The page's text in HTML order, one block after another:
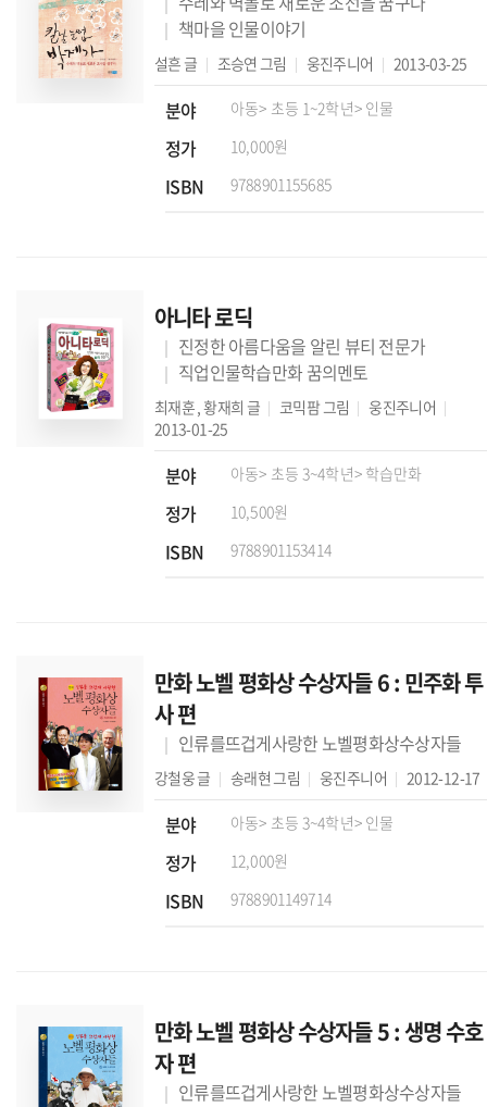
책마을 인물이야기
설흔 글 조승연 그림 웅진주니어 2013-03-25
분야 아동> 초등 1~2학년> 인물
정가 10,000원
ISBN 9788901155685
아니타 로딕
진정한 아름다움을 알린 뷰티 전문가
직업인물학습만화 꿈의멘토
최재훈,황재희 글 코믹팜그림
웅진주니어
2013-01-25
분야 아동> 초등 3~4학년> 학습만화
정가 10,500원
ISBN 9788901153414
만화 노벨 평화상 수상자들 6 : 민주화 투
사 편
인류를뜨겁게사랑한 노벨평화상수상자들
강철웅글 송래현그림 웅진주니어 2012-12-17
분야 아동> 초등 3~4학년> 인물
정가 12,000원
ISBN 9788901149714
만화 노벨 평화상 수상자들 5 : 생명 수호
자 편
인류를뜨겁게사랑한 노벨평화상수상자들